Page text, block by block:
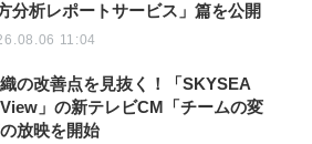
分析レポートサービス」篇を公開
11:04
の改善点を見抜く！「SKYSEA
」の新テレビCM「チームの変
放映を開始